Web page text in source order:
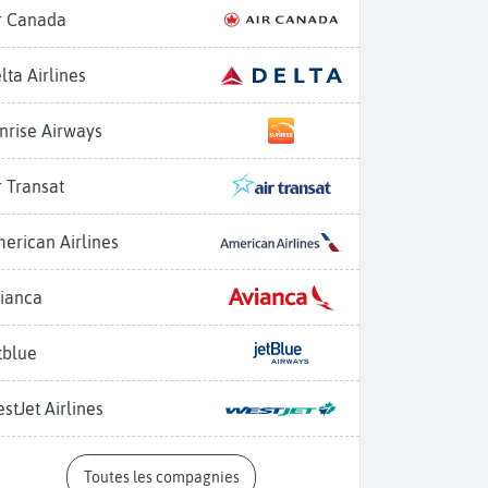
Canada
Airlines
Airways
Transat
Airlines
Airlines
Toutes les compagnies